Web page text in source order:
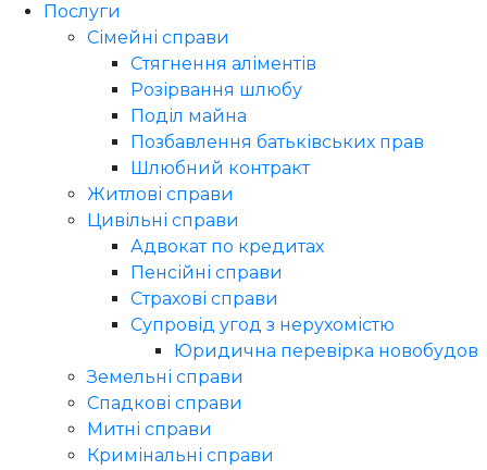
Послуги
Сімейні справи
Стягнення аліментів
Розірвання шлюбу
Поділ майна
Позбавлення батьківських прав
Шлюбний контракт
Житлові справи
Цивільні справи
Адвокат по кредитах
Пенсійні справи
Страхові справи
Супровід угод з нерухомістю
Юридична перевірка новобудов
Земельні справи
Спадкові справи
Митні справи
Кримінальні справи